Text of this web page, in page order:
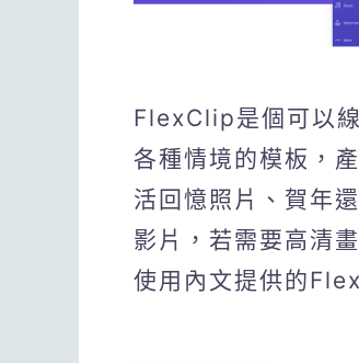
FlexClip是個可以
各種情境的模板，
活回憶照片、賀年
影片，若需要高清
使用內文提供的